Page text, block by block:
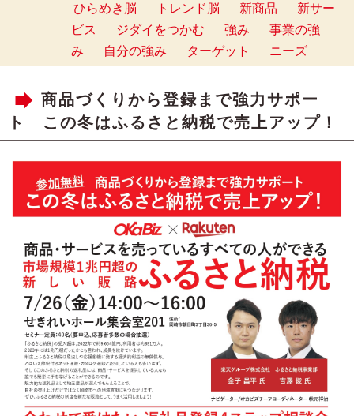
ひらめき脳
トレンド脳 新商品
新サー
ビス
ジダイをつかむ 強み
事業の強
み
自分の強み ターゲット ニーズ
商品づくりから登録まで強力サポー
ト この冬はふるさと納税で売上アップ！